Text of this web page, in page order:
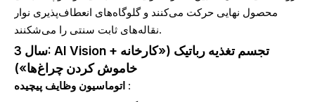
محصول نهایی حرکت می‌کنند و گلوگاه‌های انعطاف‌پذیری نوار
نقاله‌های ثابت سنتی را می‌شکنند.
سال 3: AI Vision + تجسم تغذیه رباتیک («کارخانه
خاموش کردن چراغ‌ها»)
: